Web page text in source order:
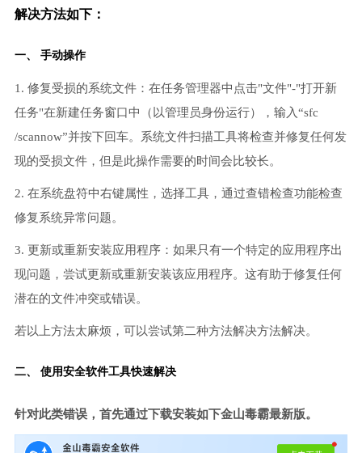
解决方法如下：
一、 手动操作
1. 修复受损的系统文件：在任务管理器中点击"文件"-"打开新
任务"在新建任务窗口中（以管理员身份运行），输入“sfc
/scannow”并按下回车。系统文件扫描工具将检查并修复任何发
现的受损文件，但是此操作需要的时间会比较长。
2. 在系统盘符中右键属性，选择工具，通过查错检查功能检查
修复系统异常问题。
3. 更新或重新安装应用程序：如果只有一个特定的应用程序出
现问题，尝试更新或重新安装该应用程序。这有助于修复任何
潜在的文件冲突或错误。
若以上方法太麻烦，可以尝试第二种方法解决方法解决。
二、 使用安全软件工具快速解决
针对此类错误，首先通过下载安装如下金山毒霸最新版。